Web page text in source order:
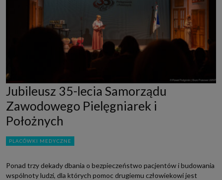
Jubileusz 35-lecia Samorządu
Zawodowego Pielęgniarek i
Położnych
PLACÓWKI MEDYCZNE
Ponad trzy dekady dbania o bezpieczeństwo pacjentów i budowania
wspólnoty ludzi, dla których pomoc drugiemu człowiekowi jest